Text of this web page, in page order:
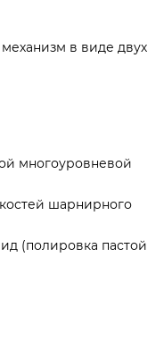
в виде двух
многоуровневой
шарнирного
(полировка пастой